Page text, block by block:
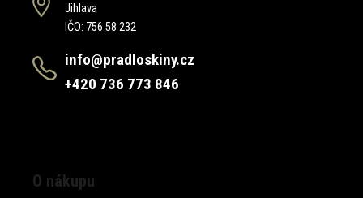
Jihlava
IČO: 756 58 232
info@pradloskiny.cz
+420 736 773 846
O nákupu